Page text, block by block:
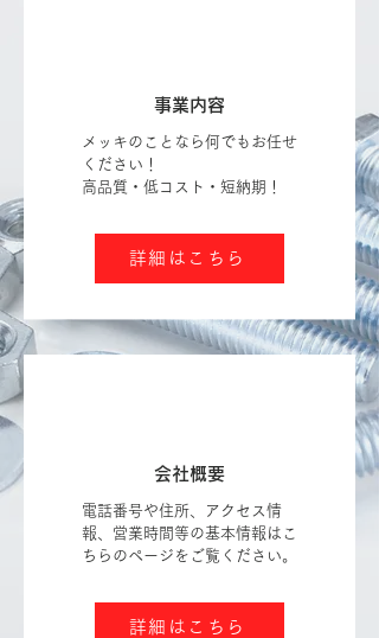
事業内容
メッキのことなら何でもお任せ
ください！
高品質・低コスト・短納期！
詳細はこちら
会社概要
電話番号や住所、アクセス情
報、営業時間等の基本情報はこ
ちらのページをご覧ください。
詳細はこちら